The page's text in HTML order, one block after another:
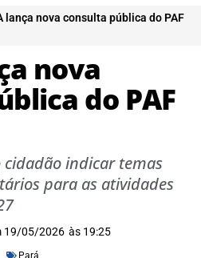
lança nova consulta pública do PAF
nova
do PAF
indicar temas
para as atividades
19/05/2026 às 19:25
Pará